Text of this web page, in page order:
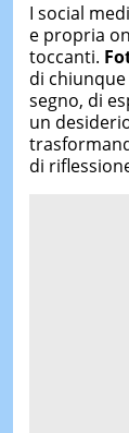
I social
e propria
toccanti.
di
segno, di
un
di